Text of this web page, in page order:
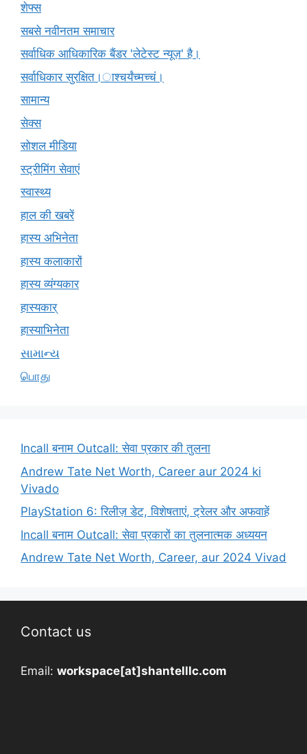
शेफ्स
सबसे नवीनतम समाचार
सर्वाधिक आधिकारिक बैंडर 'लेटेस्ट न्यूज़' है।
सर्वाधिकार सुरक्षित।ाश्चर्यंच्मच्चं।
सामान्य
सेक्स
सोशल मीडिया
स्ट्रीमिंग सेवाएं
स्वास्थ्य
हाल की खबरें
हास्य अभिनेता
हास्य कलाकारों
हास्य व्यंग्यकार
हास्यकार्
हास्याभिनेता
સામાન્ય
பொது
Incall बनाम Outcall: सेवा प्रकार की तुलना
Andrew Tate Net Worth, Career aur 2024 ki
Vivado
PlayStation 6: रिलीज़ डेट, विशेषताएं, ट्रेलर और अफवाहें
Incall बनाम Outcall: सेवा प्रकारों का तुलनात्मक अध्ययन
Andrew Tate Net Worth, Career, aur 2024 Vivad
Contact us
Email: workspace[at]shantelllc.com